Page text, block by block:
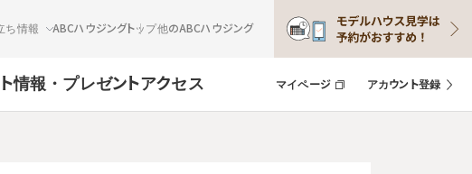
ち情報 ABCハウジングトップ他のABCハウジング
情報・プレゼントアクセス マイページ アカウント登録